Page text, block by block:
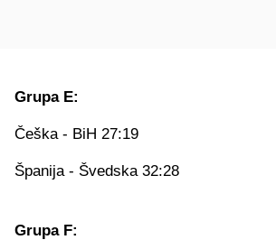
Grupa E:
Češka - BiH 27:19
Španija - Švedska 32:28
Grupa F: